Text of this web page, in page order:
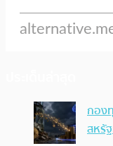
กอง
สหรั